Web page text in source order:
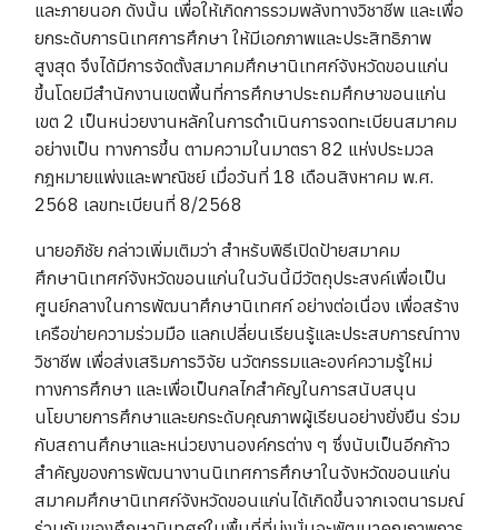
และภายนอก ดังนั้น เพื่อให้เกิดการรวมพลังทางวิชาชีพ และเพื่อ
ยกระดับการนิเทศการศึกษา ให้มีเอกภาพและประสิทธิภาพ
สูงสุด จึงได้มีการจัดตั้งสมาคมศึกษานิเทศก์จังหวัดขอนแก่น
ขึ้นโดยมีสำนักงานเขตพื้นที่การศึกษาประถมศึกษาขอนแก่น
เขต 2 เป็นหน่วยงานหลักในการดำเนินการจดทะเบียนสมาคม
อย่างเป็น ทางการขึ้น ตามความในมาตรา 82 แห่งประมวล
กฎหมายแพ่งและพาณิชย์ เมื่อวันที่ 18 เดือนสิงหาคม พ.ศ.
2568 เลขทะเบียนที่ 8/2568
นายอภิชัย กล่าวเพิ่มเติมว่า สำหรับพิธีเปิดป้ายสมาคม
ศึกษานิเทศก์จังหวัดขอนแก่นในวันนี้มีวัตถุประสงค์เพื่อเป็น
ศูนย์กลางในการพัฒนาศึกษานิเทศก์ อย่างต่อเนื่อง เพื่อสร้าง
เครือข่ายความร่วมมือ แลกเปลี่ยนเรียนรู้และประสบการณ์ทาง
วิชาชีพ เพื่อส่งเสริมการวิจัย นวัตกรรมและองค์ความรู้ใหม่
ทางการศึกษา และเพื่อเป็นกลไกสำคัญในการสนับสนุน
นโยบายการศึกษาและยกระดับคุณภาพผู้เรียนอย่างยั่งยืน ร่วม
กับสถานศึกษาและหน่วยงานองค์กรต่าง ๆ ซึ่งนับเป็นอีกก้าว
สำคัญของการพัฒนางานนิเทศการศึกษาในจังหวัดขอนแก่น
สมาคมศึกษานิเทศก์จังหวัดขอนแก่นได้เกิดขึ้นจากเจตนารมณ์